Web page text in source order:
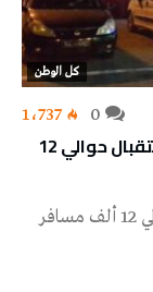
كل الوطن
1٬737
الميناء التجاري بجرجيس : استعدادات لاستقبال حوالي 12
يستعد الميناء التجاري بجرجيس لاستقبال حوالي 12 ألف مسافر